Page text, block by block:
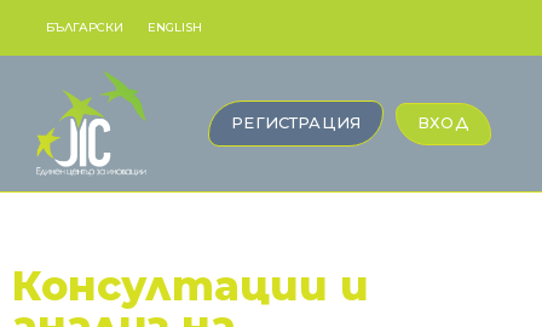
БЪЛГАРСКИ ENGLISH
РЕГИСТРАЦИЯ ВХОД
Консултации и